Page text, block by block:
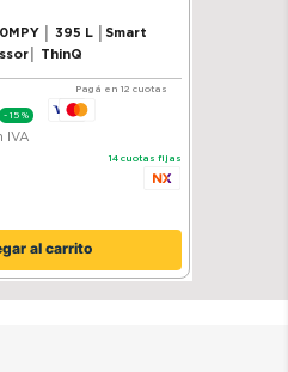
L │Smart
ThinQ
- 15 %
IVA
Pagá en 12 cuotas
14 cuotas fijas
al carrito